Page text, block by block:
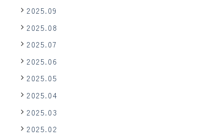
2025.09
2025.08
2025.07
2025.06
2025.05
2025.04
2025.03
2025.02